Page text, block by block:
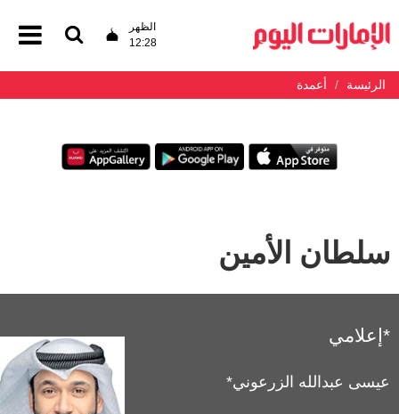
الظهر
12:28
الرئيسة أعمدة
سلطان الأمين
*إعلامي
عيسى عبدالله الزرعوني*